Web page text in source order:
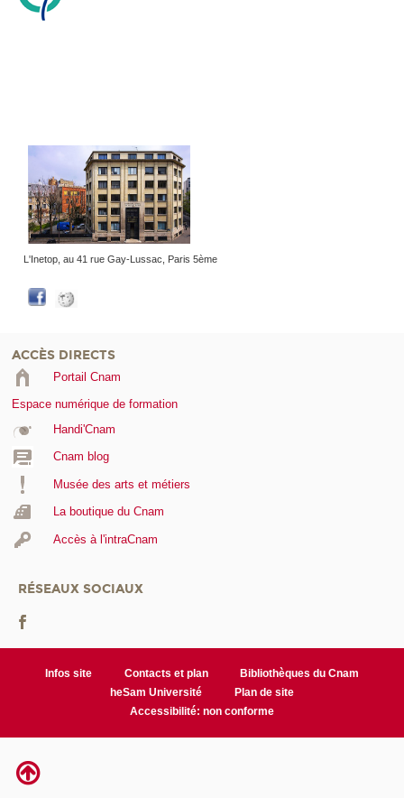
L'Inetop, au 41 rue Gay-Lussac, Paris 5ème
ACCÈS DIRECTS
Portail Cnam
Espace numérique de formation
Handi'Cnam
Cnam blog
Musée des arts et métiers
La boutique du Cnam
Accès à l'intraCnam
RÉSEAUX SOCIAUX
Infos site Contacts et plan
Bibliothèques du Cnam
heSam Université
Plan de site
Accessibilité: non conforme